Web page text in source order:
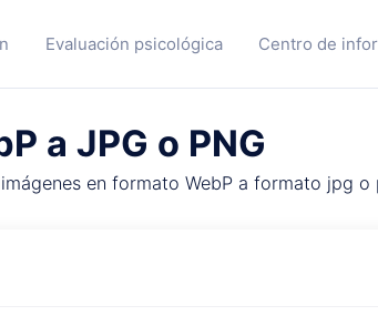
Evaluación psicológica Centro de
a JPG o PNG
en formato WebP a formato jpg o